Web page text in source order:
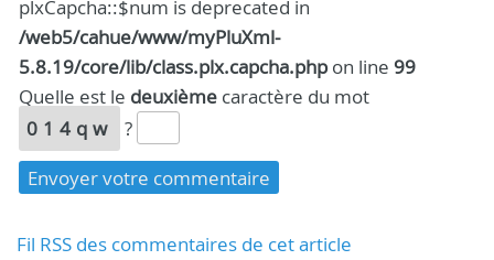
plxCapcha::$num is deprecated in
/web5/cahue/www/myPluXml-
5.8.19/core/lib/class.plx.capcha.phpon line 99
Quelle est le deuxième caractère du mot
014qw
?
Fil RSS des commentaires de cet article